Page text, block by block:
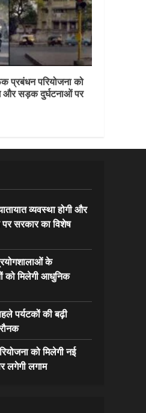
प्रबंधन परियोजना को
और सड़क दुर्घटनाओं पर
व्यवस्था होगी और
सरकार का विशेष
के
को मिलेगी आधुनिक
पर्यटकों की बढ़ी
को मिलेगी नई
लगेगी लगाम